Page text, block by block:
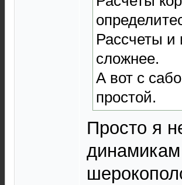
Рассчеты и
сложнее.
А вот с
простой.
Просто я